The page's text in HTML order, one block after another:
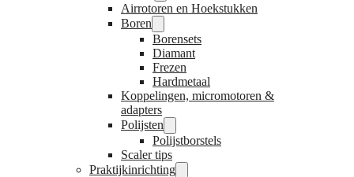
Airrotoren en Hoekstukken
Boren
Borensets
Diamant
Frezen
Hardmetaal
Koppelingen, micromotoren &
adapters
Polijsten
Polijstborstels
Scaler tips
Praktijkinrichting